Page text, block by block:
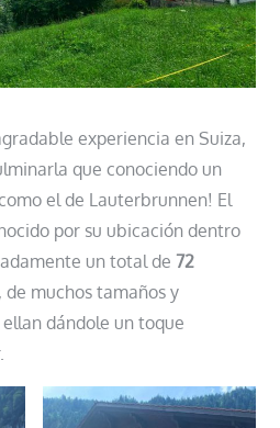
experiencia en Suiza,
que conociendo un
el de Lauterbrunnen! El
por su ubicación dentro
un total de72
muchos tamaños y
dándole un toque